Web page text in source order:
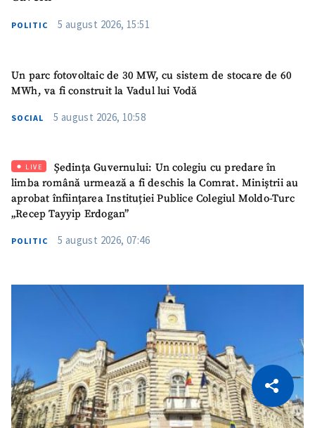
Copiază Link
POLITIC 5 august 2026, 15:51
Un parc fotovoltaic de 30 MW, cu sistem de stocare de 60
MWh, va fi construit la Vadul lui Vodă
SOCIAL 5 august 2026, 10:58
LIVE
Ședința Guvernului: Un colegiu cu predare în
limba română urmează a fi deschis la Comrat. Miniștrii au
aprobat înființarea Instituției Publice Colegiul Moldo-Turc
„Recep Tayyip Erdogan”
POLITIC 5 august 2026, 07:46
Citește articolul
CITEȘTE